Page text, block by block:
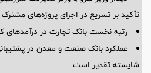
تأکید بر تسریع در اجرای پروژه‌های
رتبه نخست بانک تجارت در درآمدهای
عملکرد بانک صنعت و معدن در
شایسته تقدیر است